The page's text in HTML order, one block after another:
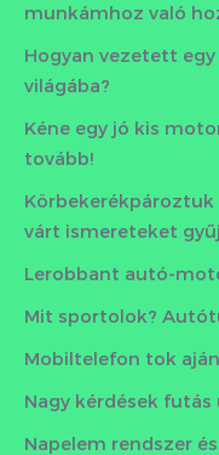
munkámhoz való
Hogyan vezetett
világába?
Kéne egy jó kis
tovább!
Körbekerékpároztuk
várt ismereteket
Lerobbant autó-
Mit sportolok?
Mobiltelefon tok
Nagy kérdések futás
Napelem rendszer